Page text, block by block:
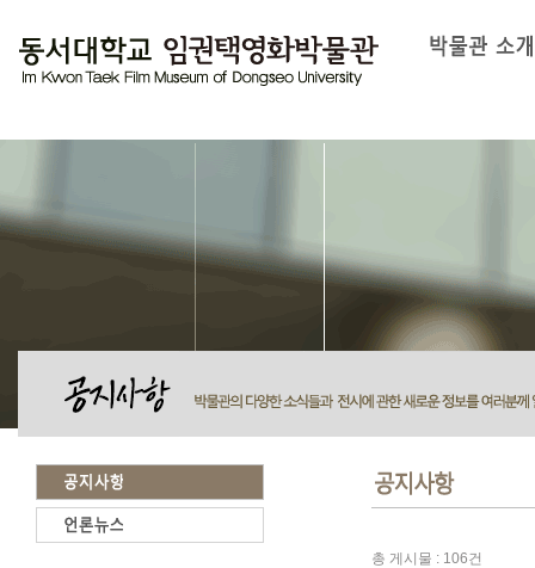
총 게시물 : 106건